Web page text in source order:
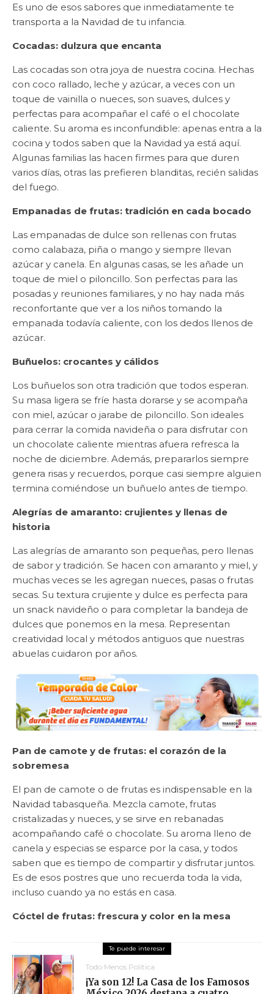
Es uno de esos sabores que inmediatamente te
transporta a la Navidad de tu infancia.
Cocadas: dulzura que encanta
Las cocadas son otra joya de nuestra cocina. Hechas
con coco rallado, leche y azúcar, a veces con un
toque de vainilla o nueces, son suaves, dulces y
perfectas para acompañar el café o el chocolate
caliente. Su aroma es inconfundible: apenas entra a la
cocina y todos saben que la Navidad ya está aquí.
Algunas familias las hacen firmes para que duren
varios días, otras las prefieren blanditas, recién salidas
del fuego.
Empanadas de frutas: tradición en cada bocado
Las empanadas de dulce son rellenas con frutas
como calabaza, piña o mango y siempre llevan
azúcar y canela. En algunas casas, se les añade un
toque de miel o piloncillo. Son perfectas para las
posadas y reuniones familiares, y no hay nada más
reconfortante que ver a los niños tomando la
empanada todavía caliente, con los dedos llenos de
azúcar.
Buñuelos: crocantes y cálidos
Los buñuelos son otra tradición que todos esperan.
Su masa ligera se fríe hasta dorarse y se acompaña
con miel, azúcar o jarabe de piloncillo. Son ideales
para cerrar la comida navideña o para disfrutar con
un chocolate caliente mientras afuera refresca la
noche de diciembre. Además, prepararlos siempre
genera risas y recuerdos, porque casi siempre alguien
termina comiéndose un buñuelo antes de tiempo.
Alegrías de amaranto: crujientes y llenas de
historia
Las alegrías de amaranto son pequeñas, pero llenas
de sabor y tradición. Se hacen con amaranto y miel, y
muchas veces se les agregan nueces, pasas o frutas
secas. Su textura crujiente y dulce es perfecta para
un snack navideño o para completar la bandeja de
dulces que ponemos en la mesa. Representan
creatividad local y métodos antiguos que nuestras
abuelas cuidaron por años.
Pan de camote y de frutas: el corazón de la
sobremesa
El pan de camote o de frutas es indispensable en la
Navidad tabasqueña. Mezcla camote, frutas
cristalizadas y nueces, y se sirve en rebanadas
acompañando café o chocolate. Su aroma lleno de
canela y especias se esparce por la casa, y todos
saben que es tiempo de compartir y disfrutar juntos.
Es de esos postres que uno recuerda toda la vida,
incluso cuando ya no estás en casa.
Cóctel de frutas: frescura y color en la mesa
Todo Menos Política
¡Ya son 12! La Casa de los Famosos